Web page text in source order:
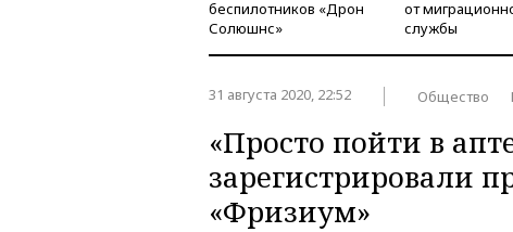
беспилотников «Дрон
Солюшнс»
от
службы
31 августа 2020, 22:52 Общество
«Просто пойти в
зарегистрировали
«Фризиум»